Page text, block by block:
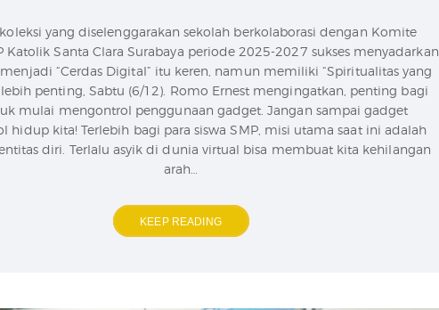
yang diselenggarakan sekolah berkolaborasi dengan Komite
Katolik Santa Clara Surabaya periode 2025-2027 sukses menyadarkan
“Cerdas Digital” itu keren, namun memiliki “Spiritualitas yang
lebih penting, Sabtu (6/12). Romo Ernest mengingatkan, penting bagi
mulai mengontrol penggunaan gadget. Jangan sampai gadget
hidup kita! Terlebih bagi para siswa SMP, misi utama saat ini adalah
diri. Terlalu asyik di dunia virtual bisa membuat kita kehilangan
arah…
KEEP READING